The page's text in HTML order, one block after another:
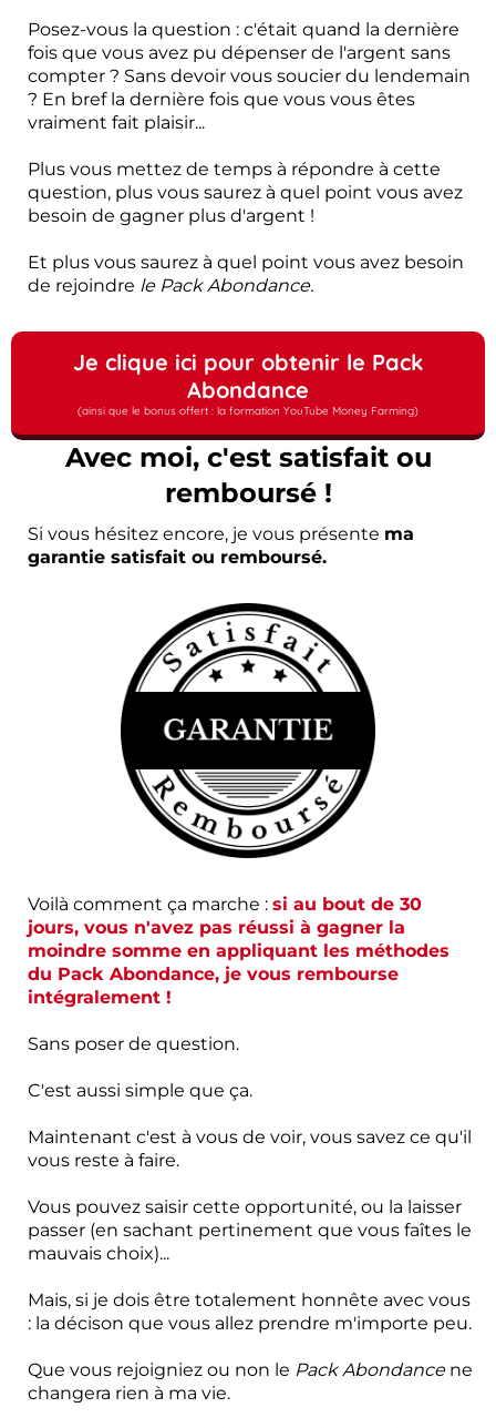
Posez-vous la question : c'était quand la dernière
fois que vous avez pu dépenser de l'argent sans
compter ? Sans devoir vous soucier du lendemain
? En bref la dernière fois que vous vous êtes
vraiment fait plaisir...
Plus vous mettez de temps à répondre à cette
question, plus vous saurez à quel point vous avez
besoin de gagner plus d'argent !
Et plus vous saurez à quel point vous avez besoin
de rejoindre le Pack Abondance.
Je clique ici pour obtenir le Pack
Abondance
(ainsi que le bonus offert : la formation YouTube Money Farming)
Avec moi, c'est satisfait ou
remboursé !
Si vous hésitez encore, je vous présente ma
garantie satisfait ou remboursé.
Voilà comment ça marche : si au bout de 30
jours, vous n'avez pas réussi à gagner la
moindre somme en appliquant les méthodes
du Pack Abondance, je vous rembourse
intégralement !
Sans poser de question.
C'est aussi simple que ça.
Maintenant c'est à vous de voir, vous savez ce qu'il
vous reste à faire.
Vous pouvez saisir cette opportunité, ou la laisser
passer (en sachant pertinement que vous faîtes le
mauvais choix)...
Mais, si je dois être totalement honnête avec vous
: la décison que vous allez prendre m'importe peu.
Que vous rejoigniez ou non le Pack Abondancene
changera rien à ma vie.